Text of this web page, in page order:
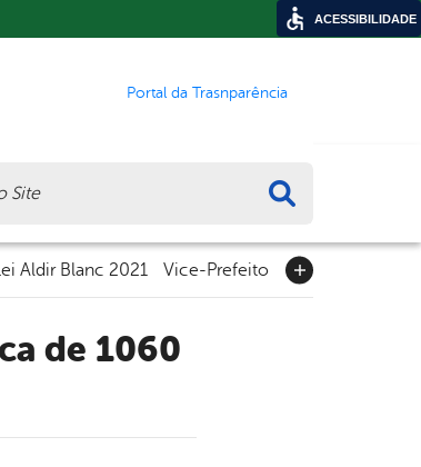
Portal da Trasnparência
Lei Aldir Blanc 2021 Vice-Prefeito
ACESSIBILIDADE